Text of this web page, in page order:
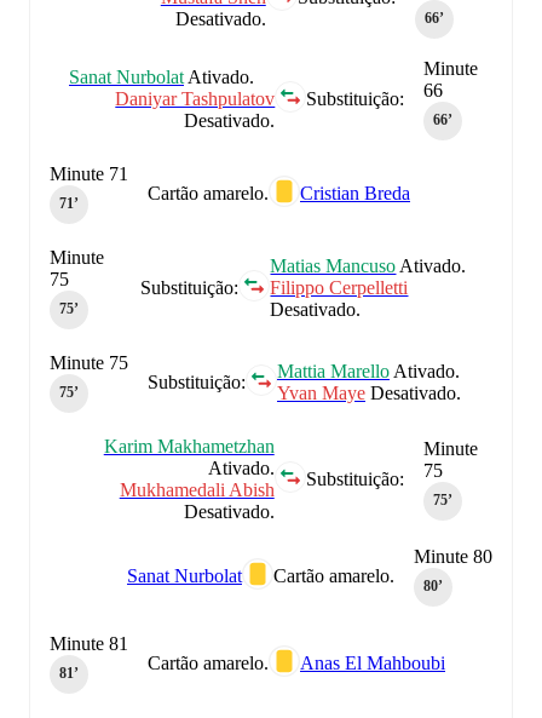
66‎’‎
Desativado.
Minute
66
66‎’‎
Substituição:
Sanat Nurbolat Ativado.
Daniyar Tashpulatov
Desativado.
Cartão amarelo. Cristian Breda
Minute 71
71‎’‎
Substituição:
Matias Mancuso Ativado.
Filippo Cerpelletti
Desativado.
Minute
75
75‎’‎
Substituição:
Mattia Marello Ativado.
Yvan Maye Desativado.
Minute 75
75‎’‎
Minute
75
75‎’‎
Substituição:
Karim Makhametzhan
Ativado.
Mukhamedali Abish
Desativado.
Minute 80
80‎’‎
Cartão amarelo.
Sanat Nurbolat
Cartão amarelo. Anas El Mahboubi
Minute 81
81‎’‎